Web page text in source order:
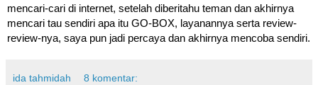
mencari-cari di internet, setelah diberitahu teman dan akhirnya
mencari tau sendiri apa itu GO-BOX, layanannya serta review-
review-nya, saya pun jadi percaya dan akhirnya mencoba sendiri.
ida tahmidah 8 komentar: